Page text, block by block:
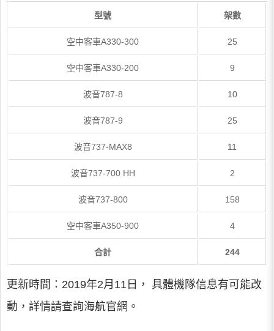
型號 架數
空中客車A330-300 25
空中客車A330-200 9
波音787-8 10
波音787-9 25
波音737-MAX8 11
波音737-700 HH 2
波音737-800 158
空中客車A350-900 4
合計 244
更新時間：2019年2月11日， 具體機隊信息有可能改
動，詳情請查詢海航官網。